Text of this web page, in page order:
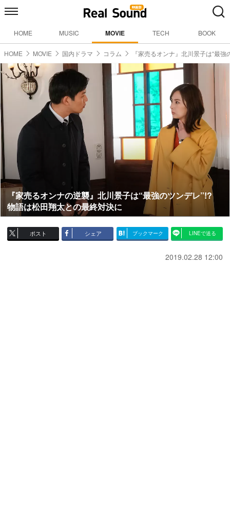
HOME MUSIC MOVIE TECH BOOK
HOME MOVIE 国内ドラマ コラム 『家売るオンナ』北川景子は“最強
『家売るオンナの逆襲』北川景子は“最強のツンデレ”!?
物語は松田翔太との最終対決に
ポスト シェア ブックマーク LINEで送る
2019.02.28 12:00